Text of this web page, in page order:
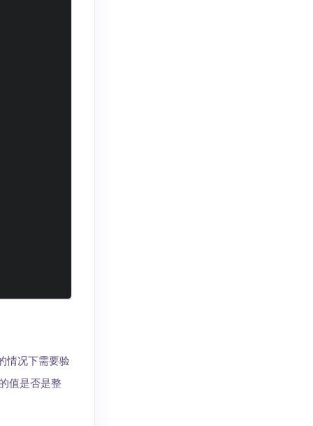
情况下需要验
的值是否是整